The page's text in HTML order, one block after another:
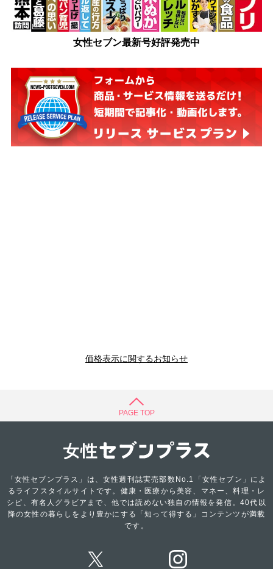
女性セブン最新号好評発売中
価格表示に関するお知らせ
PAGE TOP
「女性セブンプラス」は、女性週刊誌実売部数No.1「女性セブン」によ
るライフスタイルサイトです。健康・医療から美容、マネー、料理・レ
シピ、有名人グラビアまで、他では読めない独自の情報を発信。40代以
降の女性の暮らしをより豊かにする「知って得する」コンテンツが満載
です。